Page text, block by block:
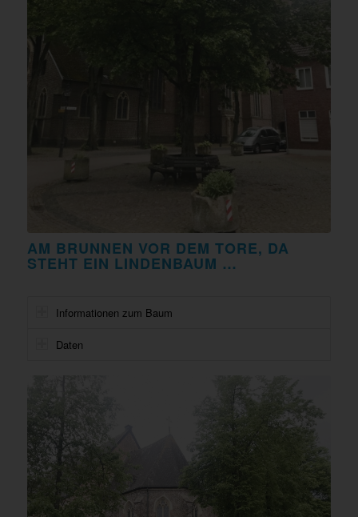
AM BRUNNEN VOR DEM TORE, DA
STEHT EIN LINDENBAUM …
Informationen zum Baum
Daten